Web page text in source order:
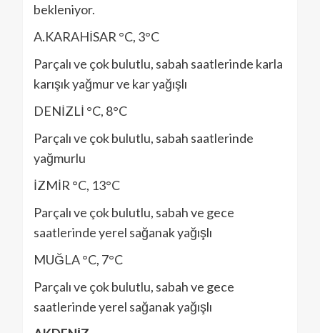
bekleniyor.
A.KARAHİSAR °C, 3°C
Parçalı ve çok bulutlu, sabah saatlerinde karla
karışık yağmur ve kar yağışlı
DENİZLİ °C, 8°C
Parçalı ve çok bulutlu, sabah saatlerinde
yağmurlu
İZMİR °C, 13°C
Parçalı ve çok bulutlu, sabah ve gece
saatlerinde yerel sağanak yağışlı
MUĞLA °C, 7°C
Parçalı ve çok bulutlu, sabah ve gece
saatlerinde yerel sağanak yağışlı